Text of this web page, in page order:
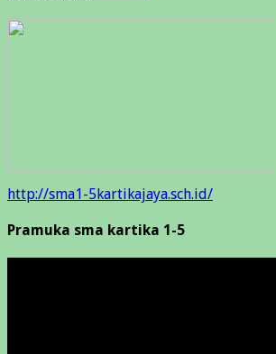
http://sma1-5kartikajaya.sch.id/
Pramuka sma kartika 1-5